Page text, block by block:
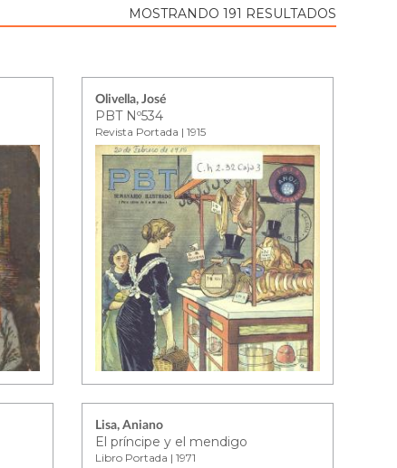
MOSTRANDO 191 RESULTADOS
Olivella, José
PBT Nº534
Revista Portada | 1915
Lisa, Aniano
El príncipe y el mendigo
Libro Portada | 1971